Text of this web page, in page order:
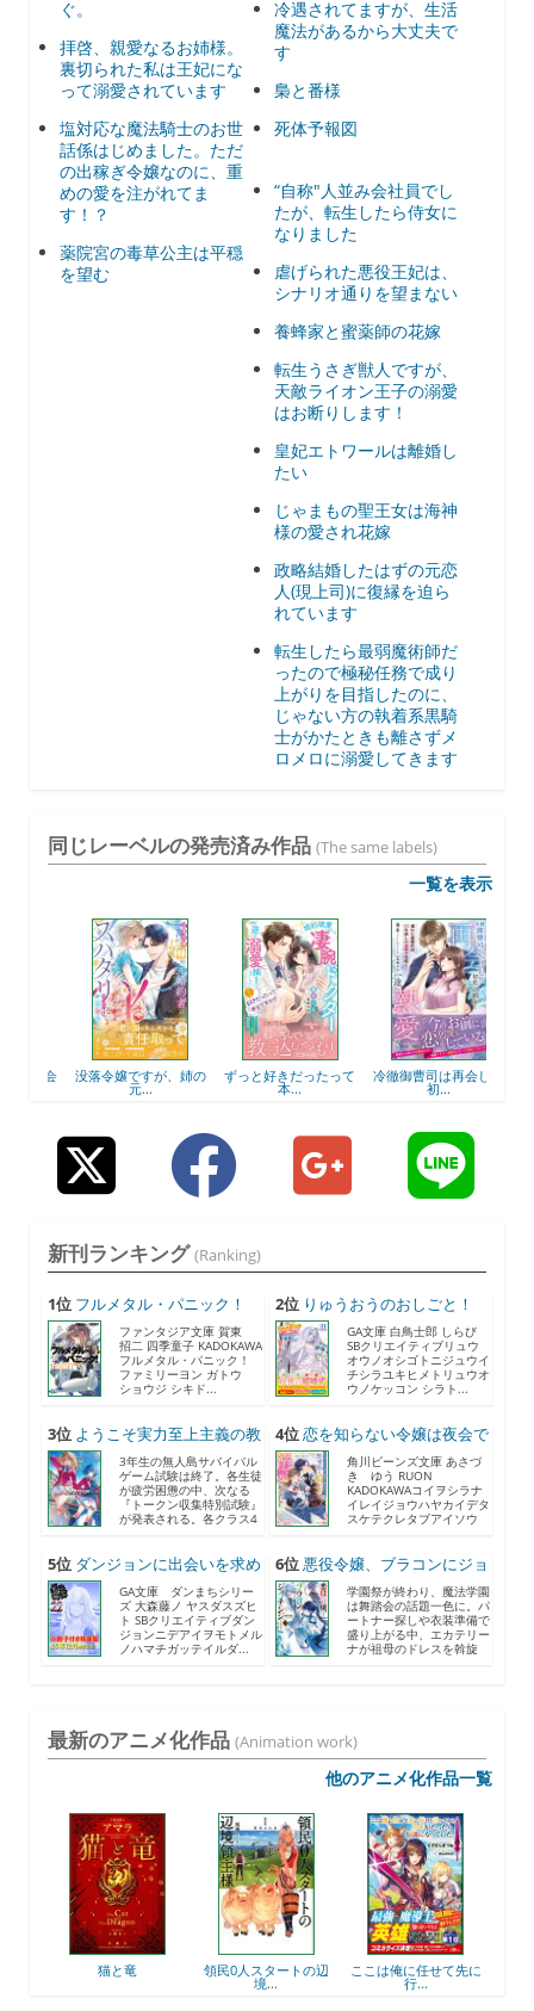
ぐ。
拝啓、親愛なるお姉様。
裏切られた私は王妃にな
って溺愛されています
塩対応な魔法騎士のお世
話係はじめました。ただ
の出稼ぎ令嬢なのに、重
めの愛を注がれてま
す！？
薬院宮の毒草公主は平穏
を望む
冷遇されてますが、生活
魔法があるから大丈夫で
す
梟と番様
死体予報図
“自称"人並み会社員でし
たが、転生したら侍女に
なりました
虐げられた悪役王妃は、
シナリオ通りを望まない
養蜂家と蜜薬師の花嫁
転生うさぎ獣人ですが、
天敵ライオン王子の溺愛
はお断りします！
皇妃エトワールは離婚し
たい
じゃまもの聖王女は海神
様の愛され花嫁
政略結婚したはずの元恋
人(現上司)に復縁を迫ら
れています
転生したら最弱魔術師だ
ったので極秘任務で成り
上がりを目指したのに、
じゃない方の執着系黒騎
士がかたときも離さずメ
ロメロに溺愛してきます
同じレーベルの発売済み作品 (The same labels)
一覧を表示
没落令嬢ですが、姉の
元...
ずっと好きだったって
本...
冷徹御曹司は再会した
初...
新刊ランキング (Ranking)
1位 フルメタル・パニック！
F...
ファンタジア文庫 賀東
招二 四季童子 KADOKAWA
フルメタル・パニック！
ファミリーヨン ガトウ
ショウジ シキド...
2位 りゅうおうのおしごと！
21...
GA文庫 白鳥士郎 しらび
SBクリエイティブリュウ
オウノオシゴトニジュウイ
チシラユキヒメトリュウオ
ウノケッコン シラト...
3位 ようこそ実力至上主義の教
室...
3年生の無人島サバイバル
ゲーム試験は終了。各生徒
が疲労困憊の中、次なる
『トークン収集特別試験』
が発表される。各クラス4
4位恋を知らない令嬢は夜会で
助...
角川ビーンズ文庫 あさづ
き ゆう RUON
KADOKAWAコイヲシラナ
イレイジョウハヤカイデタ
スケテクレタブアイソウ
5位 ダンジョンに出会いを求め
る...
GA文庫 ダンまちシリー
ズ 大森藤ノ ヤスダスズヒ
ト SBクリエイティブダン
ジョンニデアイヲモトメル
ノハマチガッテイルダ...
6位悪役令嬢、ブラコンにジョ
ブ...
学園祭が終わり、魔法学園
は舞踏会の話題一色に。パ
ートナー探しや衣装準備で
盛り上がる中、エカテリー
ナが祖母のドレスを斡旋
最新のアニメ化作品 (Animation work)
他のアニメ化作品一覧
領民0人スタートの辺 ここは俺に任せて先に 最強出涸らし皇子